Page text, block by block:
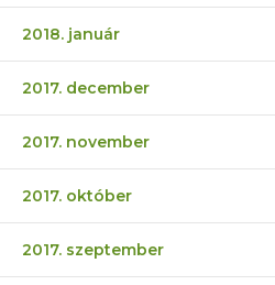
2018. január
2017. december
2017. november
2017. október
2017. szeptember